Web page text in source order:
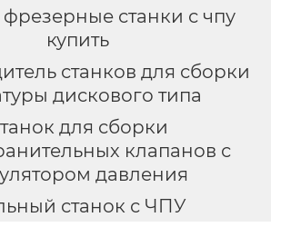
станки с чпу
купить
станков для сборки
дискового типа
для сборки
клапанов с
давления
станок с ЧПУ